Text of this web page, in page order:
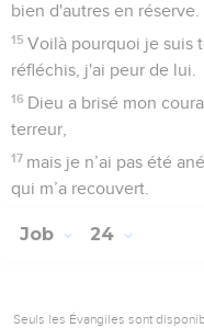
bien d'autres en réserve.
15 Voilà pourquoi je suis
réfléchis, j'ai peur de lui.
16 Dieu a brisé mon
terreur,
17 mais je n’ai pas été
qui m’a recouvert.
Job 24
Seuls les Évangiles sont